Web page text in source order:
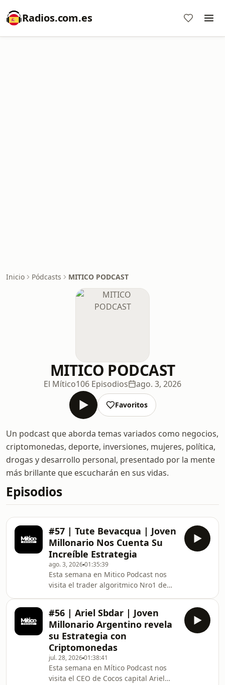
Radios.com.es
Inicio Pódcasts MITICO PODCAST
MITICO PODCAST
El Mítico106 Episodios ago. 3, 2026
Favoritos
Un podcast que aborda temas variados como negocios,
criptomonedas, deporte, inversiones, mujeres, política,
drogas y desarrollo personal, presentado por la mente
más brillante que escucharán en sus vidas.
Episodios
#57 | Tute Bevacqua | Joven
Millonario Nos Cuenta Su
Increíble Estrategia
ago. 3, 202601:35:39
Esta semana en Mitico Podcast nos
visita el trader algoritmico Nro1 de
arrancó a operar, ¿Por qué está en
contra de los vende cursos? y muchas
cosas más.Instragram Tute
Bevacqua:https://www.instagram.com/
a
Exness:https://one.exnesstrack.org/a/
Exnesshttps://youtu.be/ugJmhjv3BmQ?
#56 | Ariel Sbdar | Joven
Millonario Argentino revela
su Estrategia con
Criptomonedas
jul. 28, 202601:38:41
Esta semana en Mítico Podcast nos
visita el CEO de Cocos capital Ariel